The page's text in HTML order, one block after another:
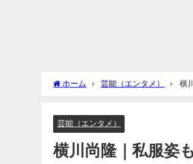
ホーム 芸能（エンタメ） 横
芸能（エンタメ）
横川尚隆｜私服姿